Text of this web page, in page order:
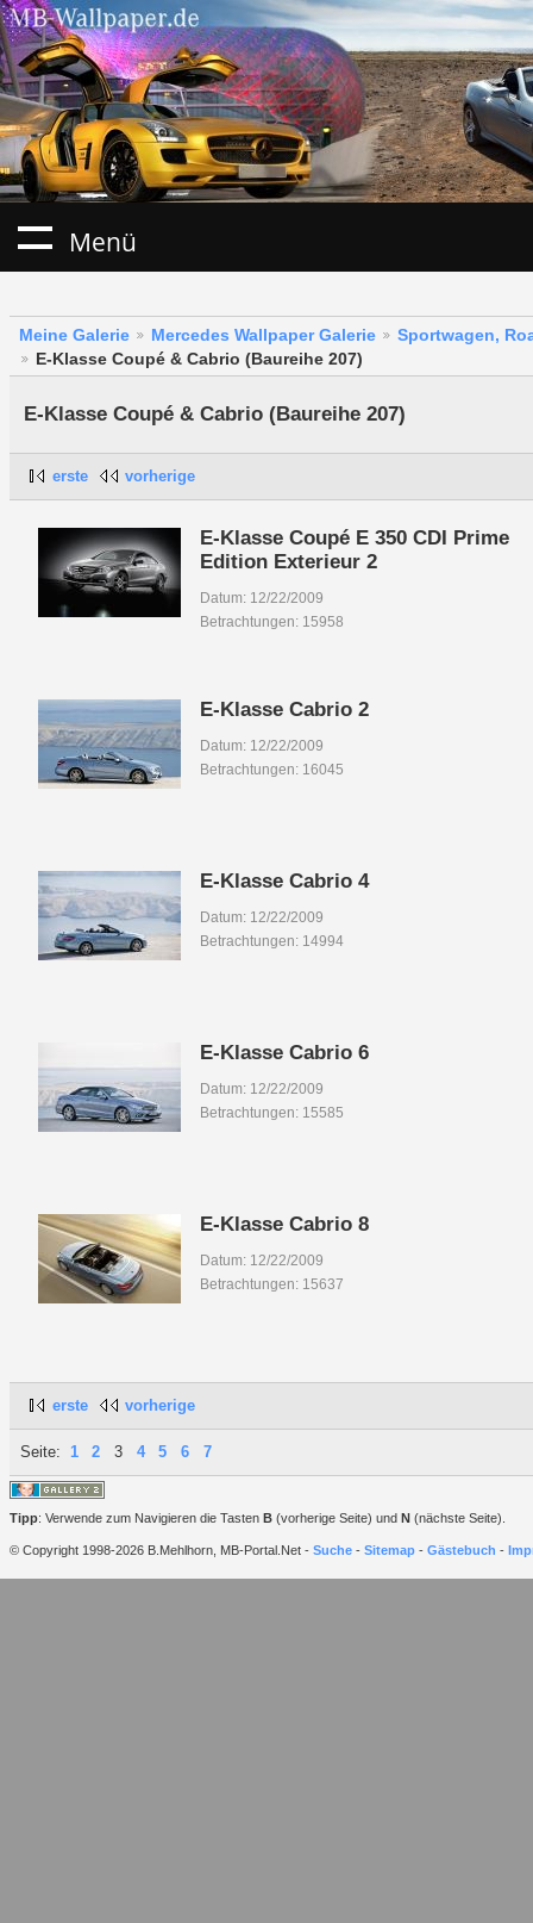
Menü
Meine Galerie Mercedes Wallpaper Galerie
Sportwagen,
E-Klasse Coupé & Cabrio (Baureihe 207)
E-Klasse Coupé & Cabrio (Baureihe 207)
erste vorherige
E-Klasse Coupé E 350 CDI Prime
Edition Exterieur 2
Datum: 12/22/2009
Betrachtungen: 15958
E-Klasse Cabrio 2
Datum: 12/22/2009
Betrachtungen: 16045
E-Klasse Cabrio 4
Datum: 12/22/2009
Betrachtungen: 14994
E-Klasse Cabrio 6
Datum: 12/22/2009
Betrachtungen: 15585
E-Klasse Cabrio 8
Datum: 12/22/2009
Betrachtungen: 15637
erste vorherige
Seite: 1 2 3 4 5 6 7
Tipp: Verwende zum Navigieren die Tasten B (vorherige Seite) und N (nächste Seite).
© Copyright 1998-2026 B.Mehlhorn, MB-Portal.Net - Suche - Sitemap - Gästebuch -